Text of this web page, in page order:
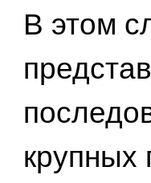
В этом